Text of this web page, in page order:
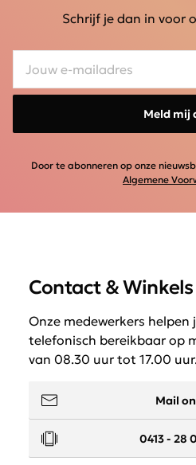
Schrijf je dan in voor
Meld mij
Door te abonneren op onze
Algemene
Contact & Winkels
Onze medewerkers helpen
telefonisch bereikbaar op
van 08.30 uur tot 17.00
Mail
0413 - 28